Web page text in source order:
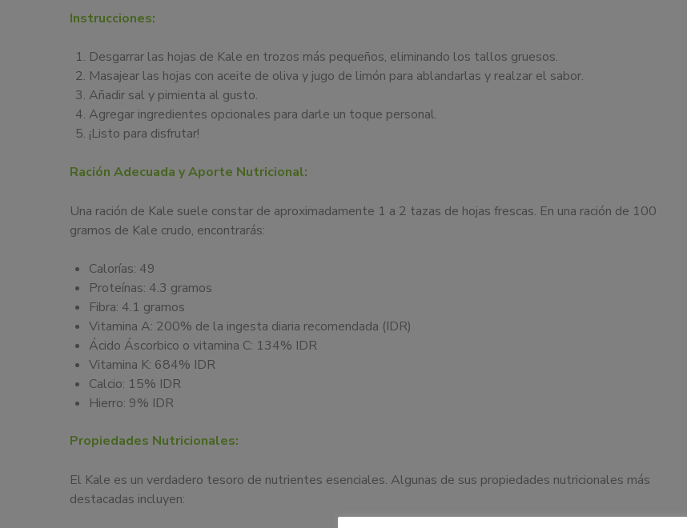
Instrucciones:
Desgarrar las hojas de Kale en trozos más pequeños, eliminando los tallos gruesos.
Masajear las hojas con aceite de oliva y jugo de limón para ablandarlas y realzar el sabor.
Añadir sal y pimienta al gusto.
Agregar ingredientes opcionales para darle un toque personal.
¡Listo para disfrutar!
Ración Adecuada y Aporte Nutricional:
Una ración de Kale suele constar de aproximadamente 1 a 2 tazas de hojas frescas. En una ración de 100
gramos de Kale crudo, encontrarás:
Calorías: 49
Proteínas: 4.3 gramos
Fibra: 4.1 gramos
Vitamina A: 200% de la ingesta diaria recomendada (IDR)
Ácido Áscorbico o vitamina C: 134% IDR
Vitamina K: 684% IDR
Calcio: 15% IDR
Hierro: 9% IDR
Propiedades Nutricionales:
El Kale es un verdadero tesoro de nutrientes esenciales. Algunas de sus propiedades nutricionales más
destacadas incluyen: